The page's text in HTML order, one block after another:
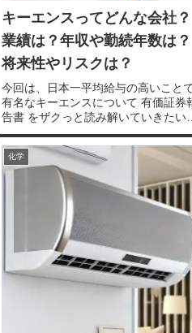
キーエンスってどんな会社？
業績は？年収や勤続年数は？
将来性やリスクは？
今回は、日本一平均給与の高いこと
有名なキーエンスについて 有価証券
告書 をザクっと読み解いていきたい
思います。売上は2022年3月期で
億円、時価総額は2022年11月現在で
兆円と、...
化学